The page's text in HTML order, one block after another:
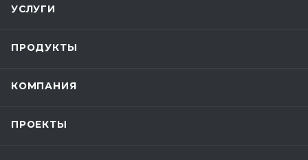
УСЛУГИ
ПРОДУКТЫ
КОМПАНИЯ
ПРОЕКТЫ